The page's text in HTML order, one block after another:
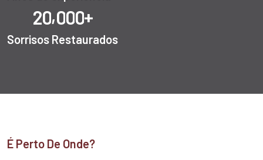
20,000+
Sorrisos Restaurados
É Perto De Onde?